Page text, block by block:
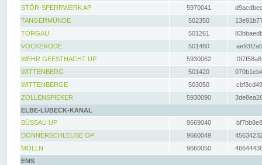
STÖR-SPERRWERK AP 5970041
TANGERMÜNDE
502350
TORGAU
501261
VOCKERODE
501480
WEHR GEESTHACHT UP
5930062
WITTENBERG
501420
WITTENBERGE
503050
ZOLLENSPIEKER
5930090
ELBE-LÜBECK-KANAL
BÜSSAU UP
9669040
DONNERSCHLEUSE OP
9660049
MÖLLN
9660050
EMS